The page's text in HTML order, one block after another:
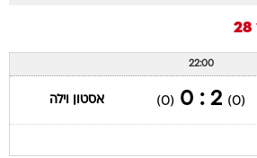
22:00
(0)
2 : 0
(0) אסטון וילה